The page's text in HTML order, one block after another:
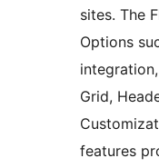
sites. The
Options
Grid,
features